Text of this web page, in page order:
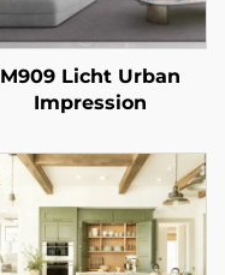
M909 Licht Urban
Impression